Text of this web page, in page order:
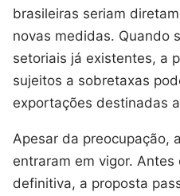
brasileiras seriam
novas medidas. Quando
setoriais já existentes, a
sujeitos a sobretaxas
exportações destinadas
Apesar da preocupação,
entraram em vigor.
definitiva, a proposta